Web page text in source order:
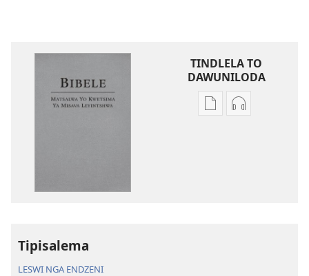
TINDLELA TO
DAWUNILODA
TindlelaTindlela
Tipisalema
LESWI NGA ENDZENI